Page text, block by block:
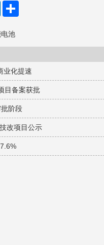
L
k
e
d
n
池
业化提速
目备案获批
阶段
改项目公示